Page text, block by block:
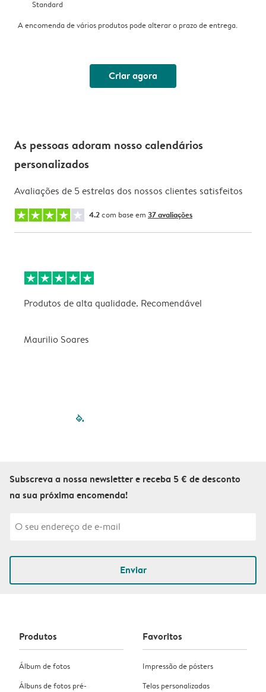
Standard
A encomenda de vários produtos pode alterar o prazo de entrega.
Criar agora
As pessoas adoram nosso calendários
personalizados
Avaliações de 5 estrelas dos nossos clientes satisfeitos
4.2com base em 37 avaliações
Produtos de alta qualidade. Recomendável
Maurilio Soares
filled-pagination
Subscreva a nossa newsletter e receba 5 € de desconto
na sua próxima encomenda!
Enviar
Produtos
Álbum de fotos
Álbuns de fotos pré-
Favoritos
Impressão de pósters
Telas personalizadas